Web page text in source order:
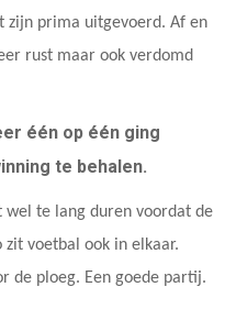
zijn prima uitgevoerd. Af en
rust maar ook verdomd
één op één ging
te behalen.
wel te lang duren voordat de
voetbal ook in elkaar.
de ploeg. Een goede partij.